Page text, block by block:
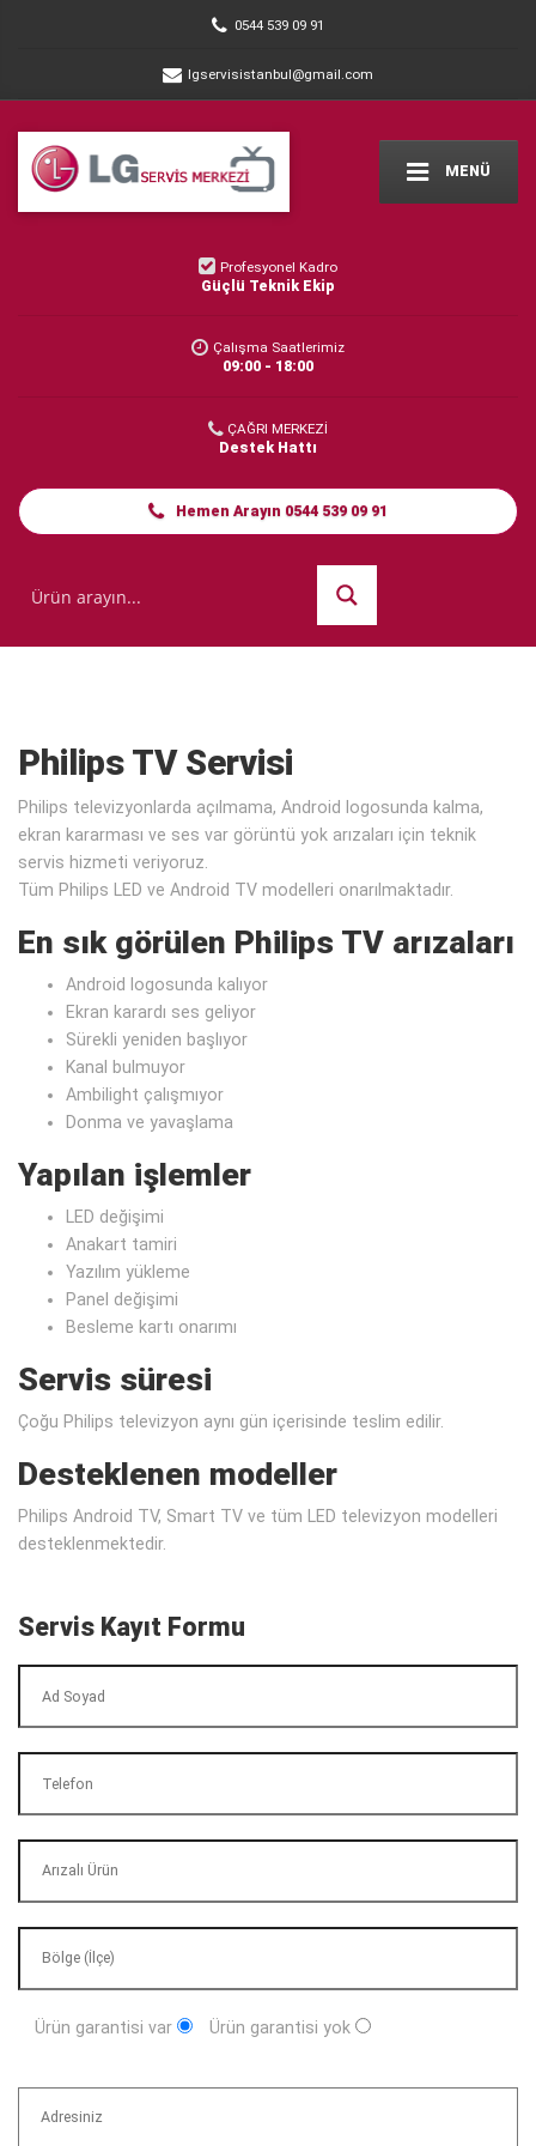
0544 539 09 91
lgservisistanbul@gmail.com
MENÜ
Profesyonel Kadro
Güçlü Teknik Ekip
Çalışma Saatlerimiz
09:00 - 18:00
ÇAĞRI MERKEZİ
Destek Hattı
Hemen Arayın 0544 539 09 91
Philips TV Servisi
Philips televizyonlarda açılmama, Android logosunda kalma,
ekran kararması ve ses var görüntü yok arızaları için teknik
servis hizmeti veriyoruz.
Tüm Philips LED ve Android TV modelleri onarılmaktadır.
En sık görülen Philips TV arızaları
Android logosunda kalıyor
Ekran karardı ses geliyor
Sürekli yeniden başlıyor
Kanal bulmuyor
Ambilight çalışmıyor
Donma ve yavaşlama
Yapılan işlemler
LED değişimi
Anakart tamiri
Yazılım yükleme
Panel değişimi
Besleme kartı onarımı
Servis süresi
Çoğu Philips televizyon aynı gün içerisinde teslim edilir.
Desteklenen modeller
Philips Android TV, Smart TV ve tüm LED televizyon modelleri
desteklenmektedir.
Servis Kayıt Formu
Ürün garantisi var Ürün garantisi yok